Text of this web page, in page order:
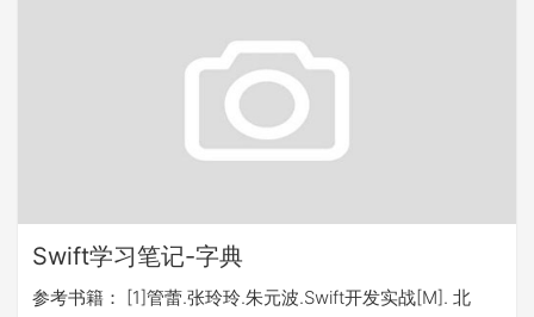
Swift学习笔记-字典
参考书籍： [1]管蕾.张玲玲.朱元波.Swift开发实战[M]. 北